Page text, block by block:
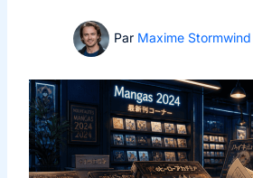
Par Maxime Stormwind